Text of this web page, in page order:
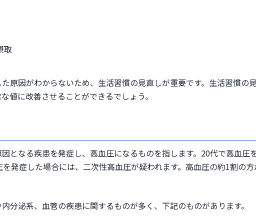
取
原因がわからないため、生活習慣の見直しが重要です。生活習慣の見
値に改善させることができるでしょう。
となる疾患を発症し、高血圧になるものを指します。20代で高血圧
発症した場合には、二次性高血圧が疑われます。高血圧の約1割の方
分泌系、血管の疾患に関するものが多く、下記のものがあります。